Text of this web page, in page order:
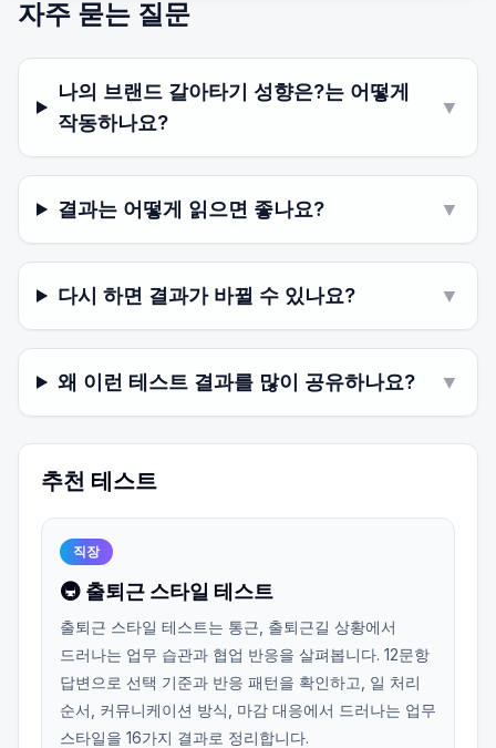
자주 묻는 질문
나의 브랜드 갈아타기 성향은?는 어떻게
작동하나요?
▼
결과는 어떻게 읽으면 좋나요? ▼
다시 하면 결과가 바뀔 수 있나요? ▼
왜 이런 테스트 결과를 많이 공유하나요? ▼
추천 테스트
직장
🚇 출퇴근 스타일 테스트
출퇴근 스타일 테스트는 통근, 출퇴근길 상황에서
드러나는 업무 습관과 협업 반응을 살펴봅니다. 12문항
답변으로 선택 기준과 반응 패턴을 확인하고, 일 처리
순서, 커뮤니케이션 방식, 마감 대응에서 드러나는 업무
스타일을 16가지 결과로 정리합니다.